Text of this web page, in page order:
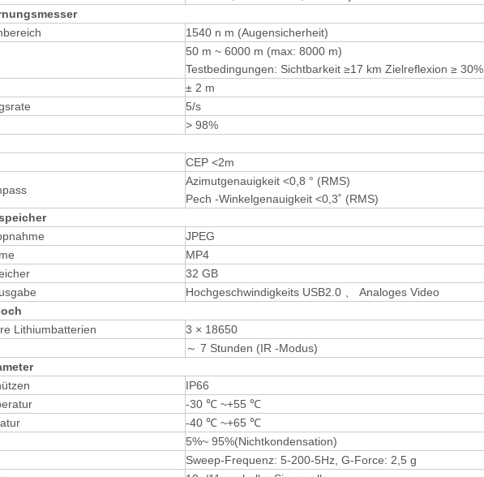
1540 n m (Augensicherheit)
50 m ~ 6000 m (max: 8000 m)
Testbedingungen: Sichtbarkeit ≥17 km Zielreflexion ≥ 30%
± 2 m
5/s
> 98%
CEP <2m
Azimutgenauigkeit <0,8 ° (RMS)
Pech -Winkelgenauigkeit <0,3˚ (RMS)
JPEG
MP4
32 GB
Hochgeschwindigkeits USB2.0 、 Analoges Video
Lithiumbatterien
3 × 18650
～ 7 Stunden (IR -Modus)
IP66
-30 ℃ ~+55 ℃
-40 ℃ ~+65 ℃
5%~ 95%(Nichtkondensation)
Sweep-Frequenz: 5-200-5Hz, G-Force: 2,5 g